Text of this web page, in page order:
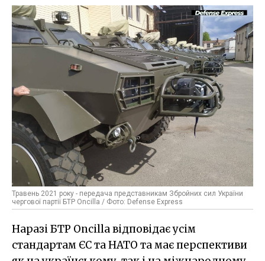
Травень 2021 року - передача представникам Збройних сил України
чергової партії БТР Oncilla / Фото: Defense Express
Наразі БТР Oncilla відповідає усім
стандартам ЄС та НАТО та має перспективи